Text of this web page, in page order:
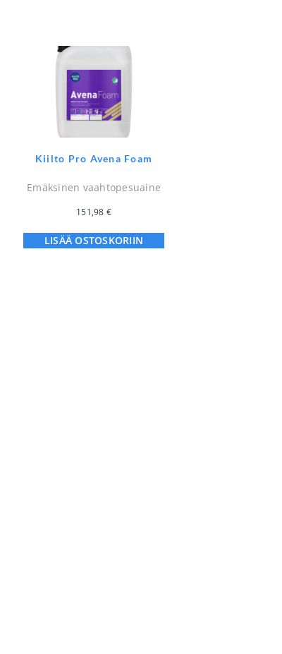
Kiilto Pro Avena Foam
Emäksinen vaahtopesuaine
151,98 €
LISÄÄ OSTOSKORIIN